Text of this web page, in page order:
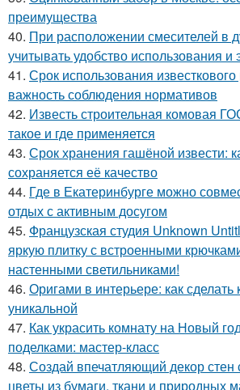
преимущества
40. При расположении смесителей в
учитывать удобство использования и
41. Срок использования известкового
важность соблюдения нормативов
42. Известь строительная комовая
такое и где применяется
43. Срок хранения гашёной извести:
сохраняется её качество
44. Где в Екатеринбурге можно
отдых с активным досугом
45. Французская студия Unknown
яркую плитку с встроенными
настенными светильниками!
46. Оригами в интерьере: как сделать
уникальной
47. Как украсить комнату на Новый
поделками: мастер-класс
48. Создай впечатляющий декор стен
цветы из бумаги, ткани и природных